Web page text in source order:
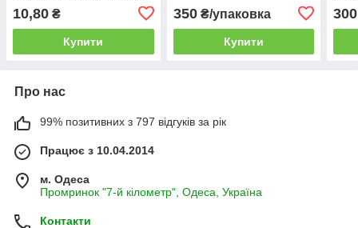
10,80 ₴
Купити
350₴/упаковка
Купити
300
Про нас
99% позитивних з 797 відгуків за рік
Працює з 10.04.2014
м. Одеса
Промринок "7-й кілометр", Одеса, Україна
Контакти